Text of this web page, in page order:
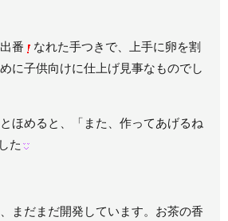
番
なれた手つきで、上手に卵を割
に子供向けに仕上げ見事なものでし
ほめると、「また、作ってあげるね
た
まだまだ開発しています。お茶の香